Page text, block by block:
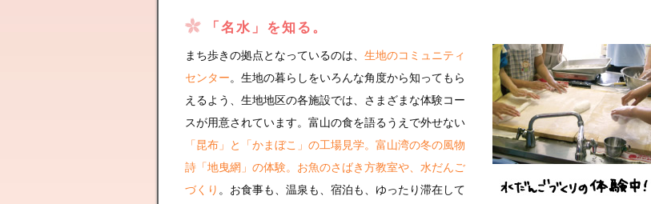
「名水」を知る。
まち歩きの拠点となっているのは、 生地のコミュニティ
センター。生地の暮らしをいろんな角度から知ってもら
えるよう、生地地区の各施設では、さまざまな体験コー
スが用意されています。富山の食を語るうえで外せない
「昆布」と「かまぼこ」の工場見学。富山湾の冬の風物
詩「地曳網」の体験。お魚のさばき方教室や、水だんご
づくり 。お食事も、温泉も、宿泊も、ゆったり滞在して